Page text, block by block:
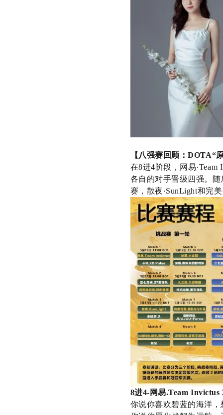
【八强赛回顾：DOTA“
在8进4阶段，网易·Team
各自的对手晋级四强。
赛，散夜·SunLight和完美
8进4- 网易.Team Invictus
你说你喜欢碧蓝的海洋